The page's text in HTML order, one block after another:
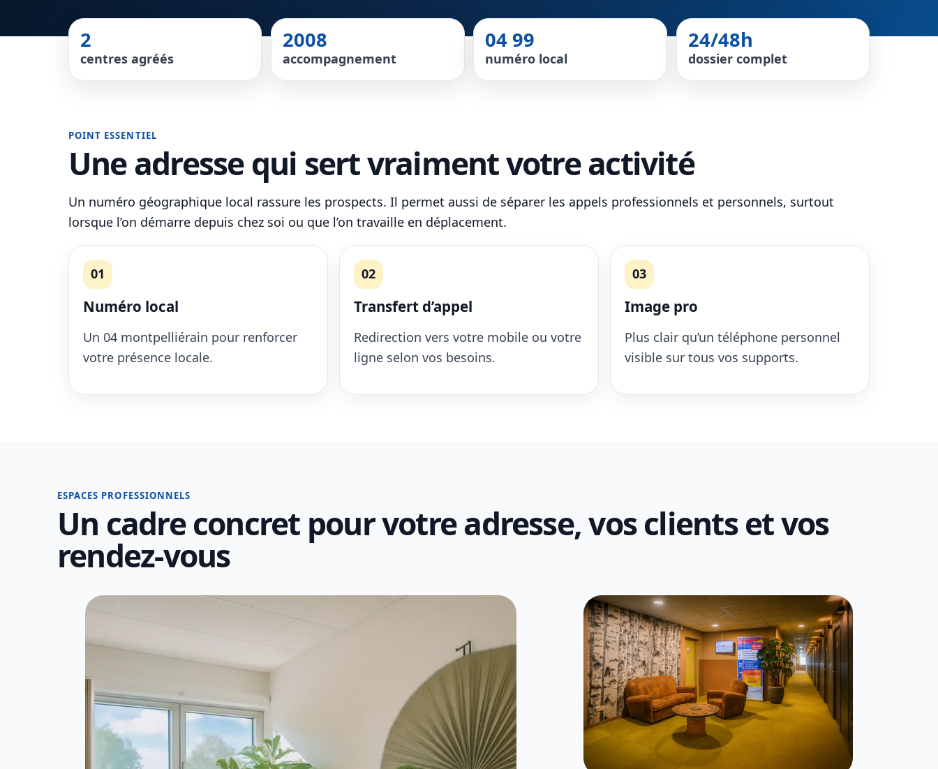
2
centres agréés
2008
accompagnement
04 99
numéro local
24/48h
dossier complet
POINT ESSENTIEL
Une adresse qui sert vraiment votre activité
Un numéro géographique local rassure les prospects. Il permet aussi de séparer les appels professionnels et personnels, surtout
lorsque l’on démarre depuis chez soi ou que l’on travaille en déplacement.
01
Numéro local
Un 04 montpelliérain pour renforcer
votre présence locale.
02
Transfert d’appel
Redirection vers votre mobile ou votre
ligne selon vos besoins.
03
Image pro
Plus clair qu’un téléphone personnel
visible sur tous vos supports.
ESPACES PROFESSIONNELS
Un cadre concret pour votre adresse, vos clients et vos
rendez-vous